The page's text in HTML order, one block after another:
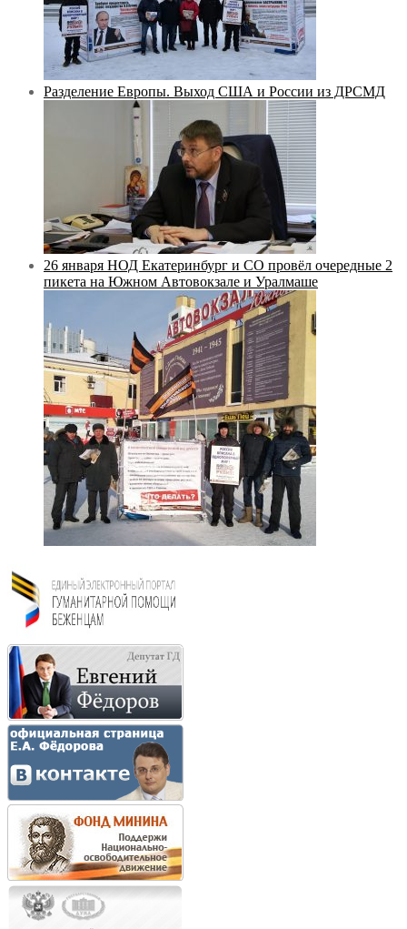
Разделение Европы. Выход США и России из ДРСМД
26 января НОД Екатеринбург и СО провёл очередные 2
пикета на Южном Автовокзале и Уралмаше